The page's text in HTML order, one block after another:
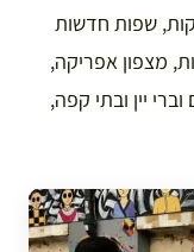
שפות חדשות
מצפון אפריקה,
יין ובתי קפה,